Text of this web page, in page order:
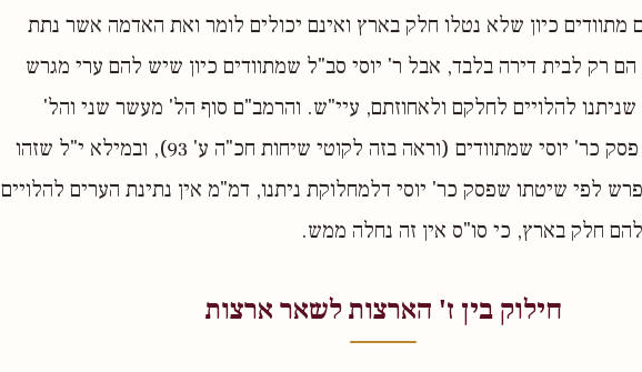
מתוודים כיון שלא נטלו חלק בארץ ואינם יכולים לומר ואת האדמה אשר נתת
הם רק לבית דירה בלבד, אבל ר' יוסי סב"ל שמתוודים כיון שיש להם ערי מגרש
שניתנו להלויים לחלקם ולאחוזתם, עיי"ש. והרמב"ם סוף הל' מעשר שני והל'
ביכורים פ"ד ה"ג פסק כר' יוסי שמתוודים (וראה בזה לקוטי שיחות חכ"ה ע' 93), ובמילא י"ל שזהו
לפי שיטתו שפסק כר' יוסי דלמחלוקת ניתנו, דמ"מ אין נתינת הערים להלויים
חלק בארץ, כי סו"ס אין זה נחלה ממש.
חילוק בין ז' הארצות לשאר ארצות